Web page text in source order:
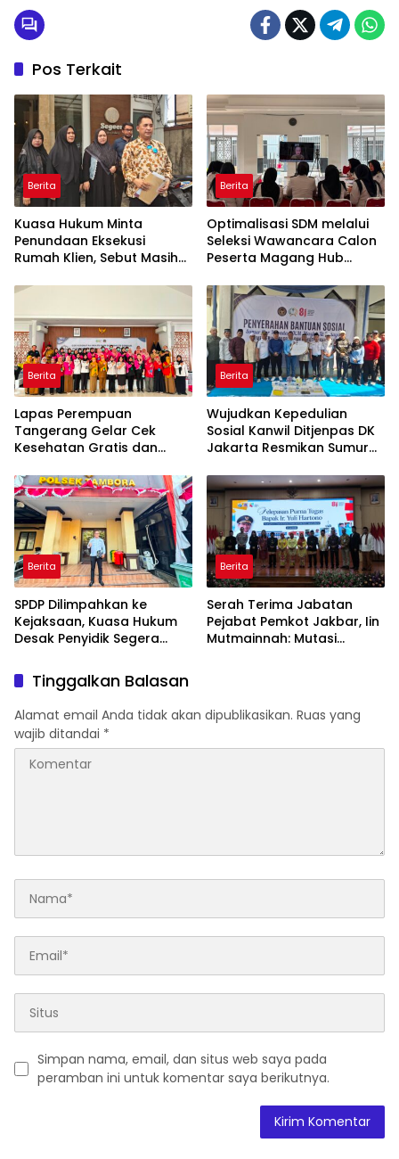
Pos Terkait
Berita
Kuasa Hukum Minta
Penundaan Eksekusi
Rumah Klien, Sebut Masih
Hukum yang Berjalan
Berita
Optimalisasi SDM melalui
Seleksi Wawancara Calon
Peserta Magang Hub
2026
Berita
Lapas Perempuan
Tangerang Gelar Cek
Kesehatan Gratis dan
DNA bagi Petugas dan
Warga Binaan
Berita
Wujudkan Kepedulian
Sosial Kanwil Ditjenpas DK
Jakarta Resmikan Sumur
Berita
SPDP Dilimpahkan ke
Kejaksaan, Kuasa Hukum
Desak Penyidik Segera
Pengeroyokan
Berita
Serah Terima Jabatan
Pejabat Pemkot Jakbar, Iin
Mutmainnah: Mutasi
Tinggalkan Balasan
Alamat email Anda tidak akan dipublikasikan. Ruas yang
wajib ditandai *
Simpan nama, email, dan situs web saya pada
peramban ini untuk komentar saya berikutnya.